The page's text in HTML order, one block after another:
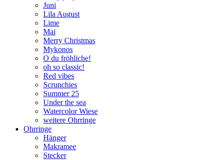
Juni
Lila August
Lime
Mai
Merry Christmas
Mykonos
O du fröhliche!
oh so classic!
Red vibes
Scrunchies
Summer 25
Under the sea
Watercolor Wiese
weitere Ohrringe
Ohrringe
Hänger
Makramee
Stecker